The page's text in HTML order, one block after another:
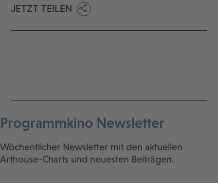
JETZT TEILEN
Programmkino Newsletter
Wöchentlicher Newsletter mit den aktuellen
Arthouse-Charts und neuesten Beiträgen.